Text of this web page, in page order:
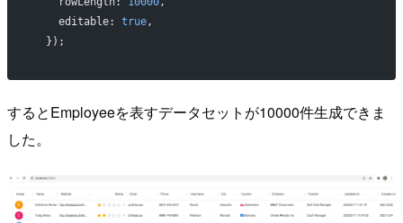
    editable:
true,
  });
するとEmployeeを表すデータセットが10000件生成できま
した。